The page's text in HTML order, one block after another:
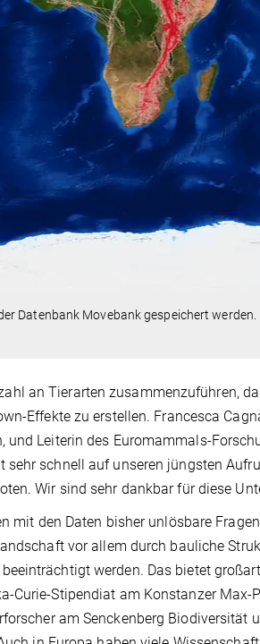
Datenbank Movebank gespeichert werden.
an Tierarten zusammenzuführen,
Effekte zu erstellen. Francesca
Leiterin des Euromammals-
schnell auf unseren jüngsten
Wir sind sehr dankbar für diese
mit den Daten bisher unlösbare
vor allem durch bauliche
werden. Das bietet
Curie-Stipendiat am Konstanzer
am Senckenberg Biodiversität